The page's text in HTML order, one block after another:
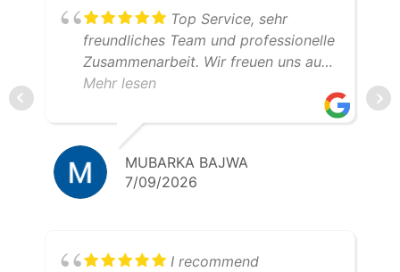
Top Service, sehr
freundliches Team und professionelle
Zusammenarbeit. Wir freuen uns auf
weitere gemeinsame Transporte.
Mehr lesen
MUBARKA BAJWA
7/09/2026
I recommend